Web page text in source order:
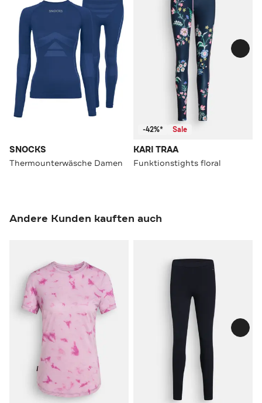
SNOCKS
Thermounterwäsche Damen
-42%* Sale
KARI TRAA
Funktionstights floral
Andere Kunden kauften auch